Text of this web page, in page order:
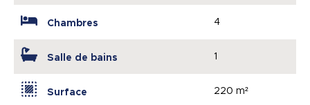
Chambres 4
Salle de bains 1
Surface 220 m²